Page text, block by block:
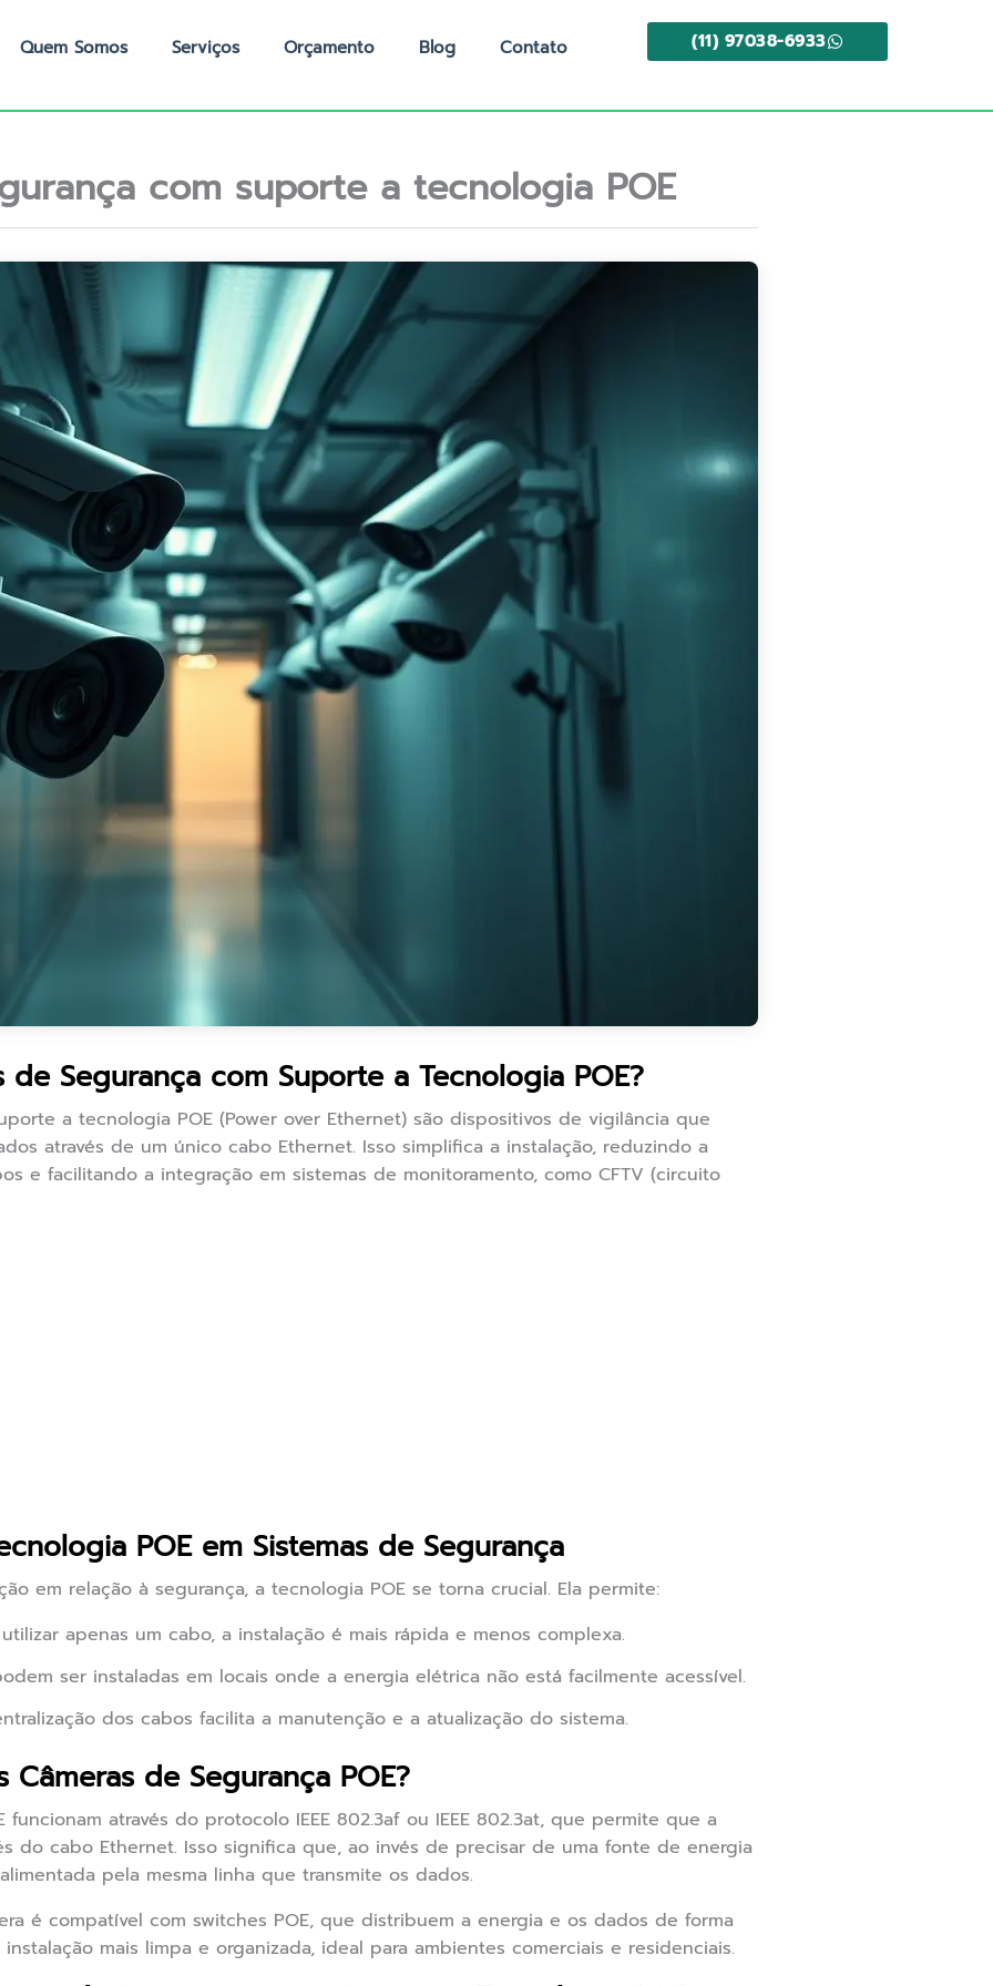
Quem Somos Serviços Orçamento Blog Contato (11) 97038-6933
com suporte a tecnologia POE
Segurança com Suporte a Tecnologia POE?
a tecnologia POE (Power over Ethernet) são dispositivos de vigilância que
através de um único cabo Ethernet. Isso simplifica a instalação, reduzindo a
e facilitando a integração em sistemas de monitoramento, como CFTV (circuito
POE em Sistemas de Segurança
em relação à segurança, a tecnologia POE se torna crucial. Ela permite:
apenas um cabo, a instalação é mais rápida e menos complexa.
ser instaladas em locais onde a energia elétrica não está facilmente acessível.
dos cabos facilita a manutenção e a atualização do sistema.
Câmeras de Segurança POE?
funcionam através do protocolo IEEE 802.3af ou IEEE 802.3at, que permite que a
do cabo Ethernet. Isso significa que, ao invés de precisar de uma fonte de energia
pela mesma linha que transmite os dados.
é compatível com switches POE, que distribuem a energia e os dados de forma
mais limpa e organizada, ideal para ambientes comerciais e residenciais.